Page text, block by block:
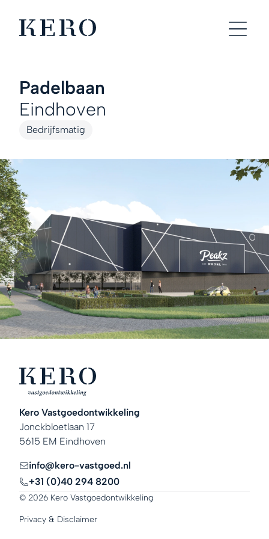
Padelbaan
Eindhoven
Bedrijfsmatig
Kero Vastgoedontwikkeling
Jonckbloetlaan 17
5615 EM Eindhoven
info@kero-vastgoed.nl
+31 (0)40 294 8200
© 2026 Kero Vastgoedontwikkeling
Privacy & Disclaimer